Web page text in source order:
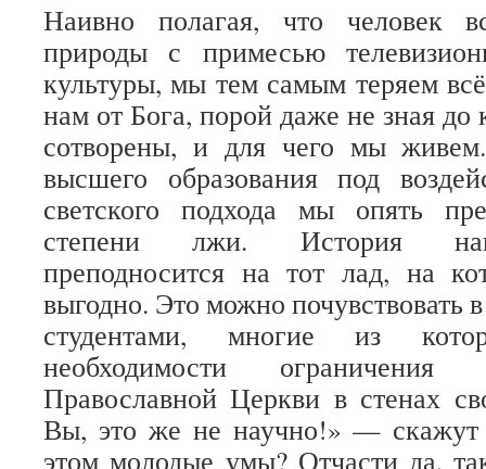
Наивно полагая, что человек
природы с примесью
культуры, мы тем самым теряем
нам от Бога, порой даже не зная
сотворены, и для чего мы
высшего образования под
светского подхода мы опять
степени лжи. История
преподносится на тот лад, на
выгодно. Это можно почувствовать
студентами, многие из
необходимости
Православной Церкви в стенах
Вы, это же не научно!» —
этом молодые умы? Отчасти да,